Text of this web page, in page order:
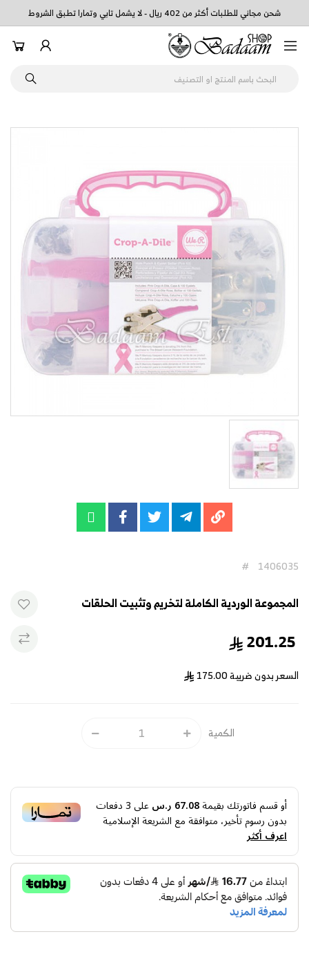
شحن مجاني للطلبات أكثر من 402 ريال - لا يشمل تابي وتمارا تطبق الشروط
1406035
#
المجموعة الوردية الكاملة لتخريم وتثبيت الحلقات
201.25
السعر بدون ضريبة175.00
الكمية
أو قسم فاتورتك بقيمة67.08 ر.س على3دفعات
بدون رسوم تأخير، متوافقة مع الشريعة الإسلامية
اعرف أكثر